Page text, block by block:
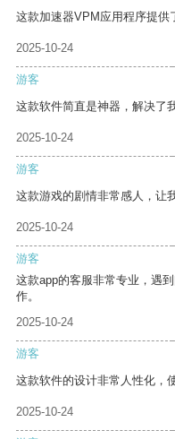
这款加速器VPM应用程序提供
2025-10-24
游客
这款软件简直是神器，解决了
2025-10-24
游客
这款游戏的剧情非常感人，让
2025-10-24
游客
这款app的客服非常专业，遇
作。
2025-10-24
游客
这款软件的设计非常人性化，
2025-10-24